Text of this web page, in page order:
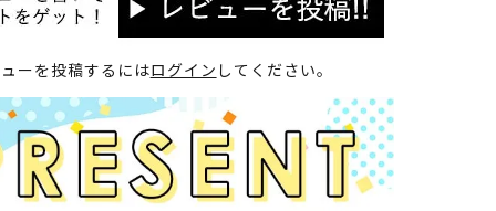
ーを投稿するにはログイン してください。